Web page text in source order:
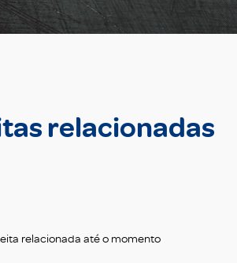
relacionadas
relacionada até o momento